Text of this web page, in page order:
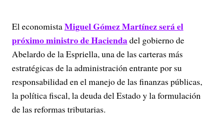
El economistaMiguel Gómez Martínez será el
próximo ministro de Haciendadel gobierno de
Abelardo de la Espriella, una de las carteras más
estratégicas de la administración entrante por su
responsabilidad en el manejo de las finanzas públicas,
la política fiscal, la deuda del Estado y la formulación
de las reformas tributarias.